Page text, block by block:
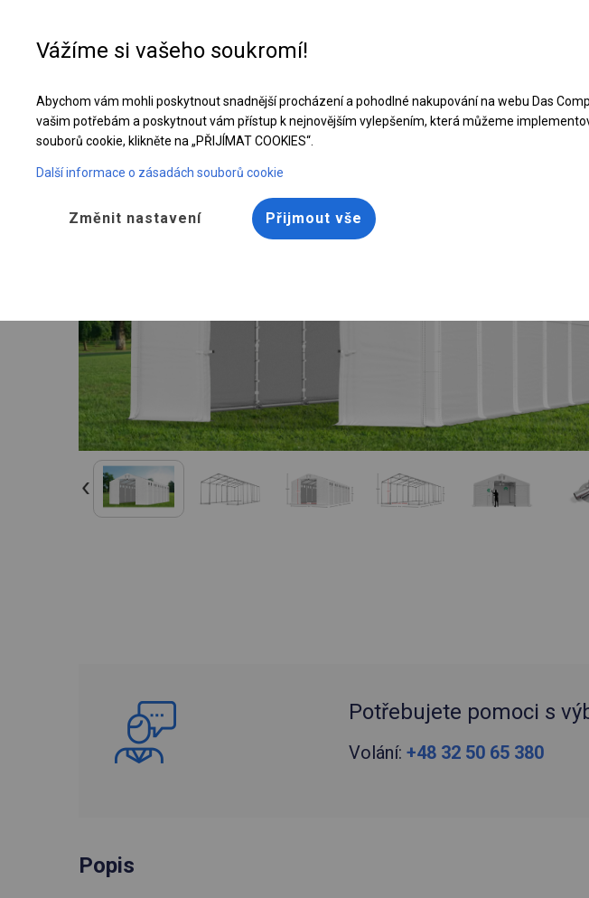
Celoroční stanová hala | 8x12 m
Potřebujete pomoci s
Volání: +48 32 50 65 380
Popis
Vážíme si vašeho soukromí!
Abychom vám mohli poskytnout snadnější procházení a pohodlné nakupování na webu Das
vašim potřebám a poskytnout vám přístup k nejnovějším vylepšením, která můžeme
souborů cookie, klikněte na „PŘIJÍMAT COOKIES“.
Další informace o zásadách souborů cookie
Změnit nastavení Přijmout vše